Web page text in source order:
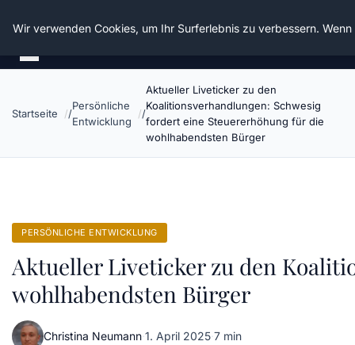
Die Schnitter
Startseite
Persönliche
Entwicklung
Aktueller Liveticker zu den
Koalitionsverhandlungen: Schwesig
fordert eine Steuererhöhung für die
wohlhabendsten Bürger
PERSÖNLICHE ENTWICKLUNG
Aktueller Liveticker zu den
wohlhabendsten Bürger
Christina Neumann·1. April 2025·7 min
Wir verwenden Cookies, um Ihr Surferlebnis zu verbessern.